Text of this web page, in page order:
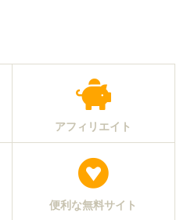
アフィリエイト
便利な無料サイト